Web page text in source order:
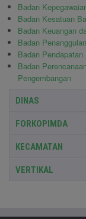
Badan
Badan Kesatuan
Badan Keuangan
Badan
Badan Pendapatan
Badan
Pengembangan
DINAS
FORKOPIMDA
KECAMATAN
VERTIKAL